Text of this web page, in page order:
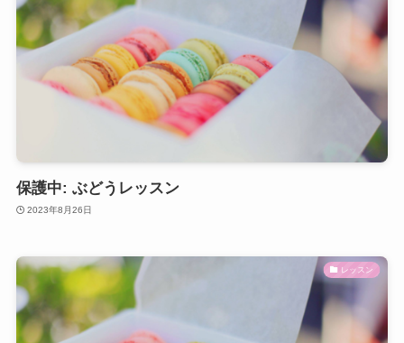
保護中: ぶどうレッスン
2023年8月26日
レッスン